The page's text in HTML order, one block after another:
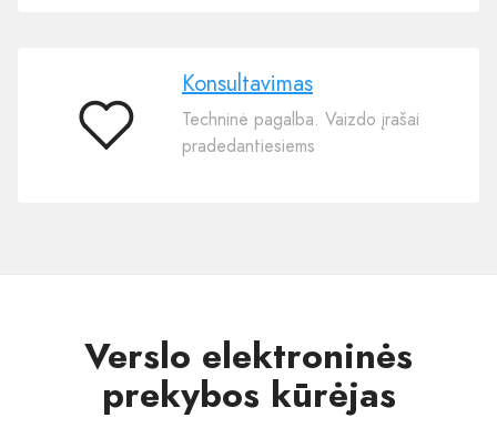
Konsultavimas
Konsultavimas
Techninė pagalba. Vaizdo įrašai
pradedantiesiems
Verslo elektroninės
prekybos kūrėjas